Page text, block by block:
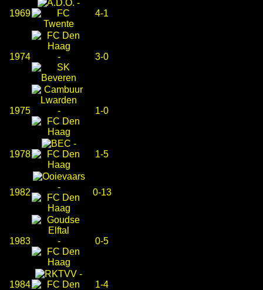
1969
-
4-1
1974 - 3-0
1975 - 1-0
1978
-
1-5
1982
-
0-13
1983 - 0-5
1984
-
1-4